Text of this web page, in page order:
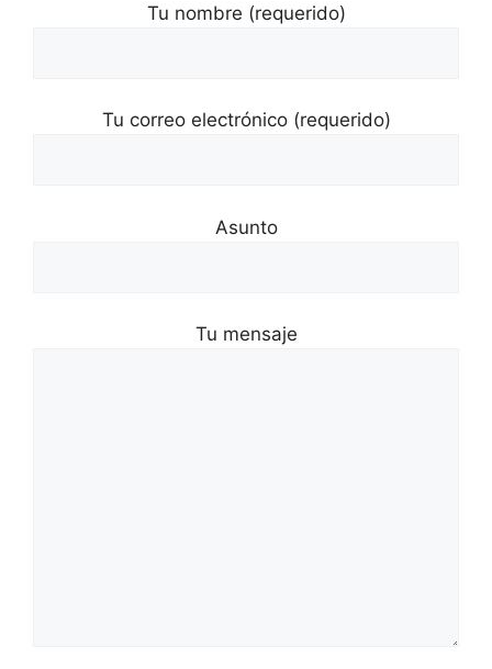
Tu nombre (requerido)
Tu correo electrónico (requerido)
Asunto
Tu mensaje